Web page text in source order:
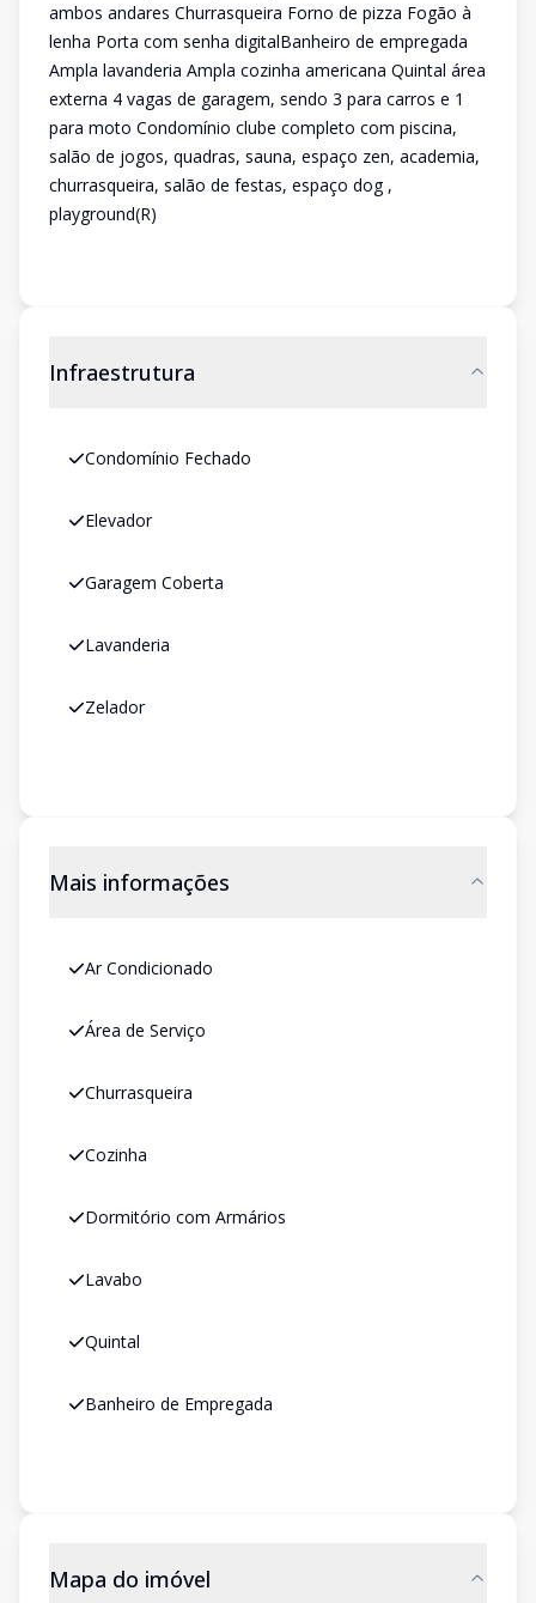
ambos andares Churrasqueira Forno de pizza Fogão à
lenha Porta com senha digitalBanheiro de empregada
Ampla lavanderia Ampla cozinha americana Quintal área
externa 4 vagas de garagem, sendo 3 para carros e 1
para moto Condomínio clube completo com piscina,
salão de jogos, quadras, sauna, espaço zen, academia,
churrasqueira, salão de festas, espaço dog ,
playground(R)
Infraestrutura
Condomínio Fechado
Elevador
Garagem Coberta
Lavanderia
Zelador
Mais informações
Ar Condicionado
Área de Serviço
Churrasqueira
Cozinha
Dormitório com Armários
Lavabo
Quintal
Banheiro de Empregada
Mapa do imóvel